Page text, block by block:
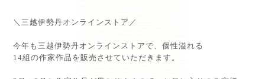
＼三越伊勢丹オンラインストア／⁡
今年も三越伊勢丹オンラインストアで、個性溢れる⁡
14組の作家作品を販売させていただきます。⁡